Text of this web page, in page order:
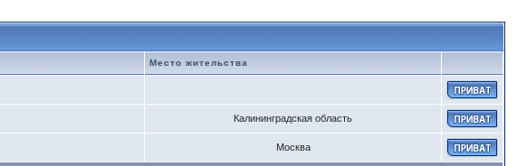
Место жительства
Калининградская область
Москва